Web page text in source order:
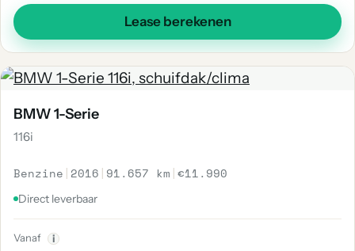
Lease berekenen
BMW 1-Serie
116i
Benzine | 2016 | 91.657 km |€11.990
Direct leverbaar
Vanaf i